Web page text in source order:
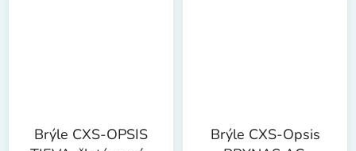
Brýle CXS-OPSIS
Brýle CXS-Opsis